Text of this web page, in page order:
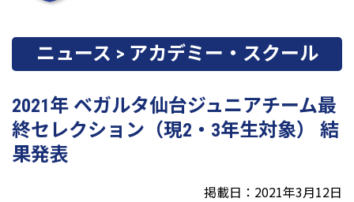
ニュース > アカデミー・スクール
2021年 ベガルタ仙台ジュニアチーム最
終セレクション（現2・3年生対象） 結
果発表
掲載日：2021年3月12日